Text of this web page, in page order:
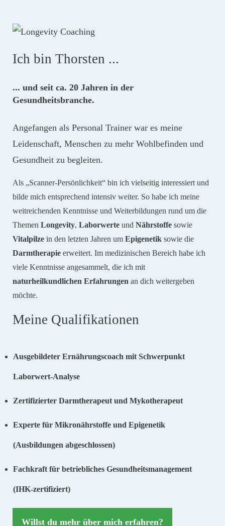
Ich bin Thorsten ...
... und seit ca. 20 Jahren in der
Gesundheitsbranche.
Angefangen als Personal Trainer war es meine
Leidenschaft, Menschen zu mehr Wohlbefinden und
Gesundheit zu begleiten.
Als „Scanner-Persönlichkeit“ bin ich vielseitig interessiert und
bilde mich entsprechend intensiv weiter. So habe ich meine
weitreichenden Kenntnisse und Weiterbildungen rund um die
Themen Longevity, Laborwerte und Nährstoffe sowie
Vitalpilze in den letzten Jahren um Epigenetik sowie die
Darmtherapie erweitert. Im medizinischen Bereich habe ich
viele Kenntnisse angesammelt, die ich mit
naturheilkundlichen Erfahrungen an dich weitergeben
möchte.
Meine Qualifikationen
Ausgebildeter Ernährungscoach mit Schwerpunkt
Laborwert-Analyse
Zertifizierter Darmtherapeut und Mykotherapeut
Experte für Mikronährstoffe und Epigenetik
(Ausbildungen abgeschlossen)
Fachkraft für betriebliches Gesundheitsmanagement
(IHK-zertifiziert)
Willst du mehr über mich erfahren?